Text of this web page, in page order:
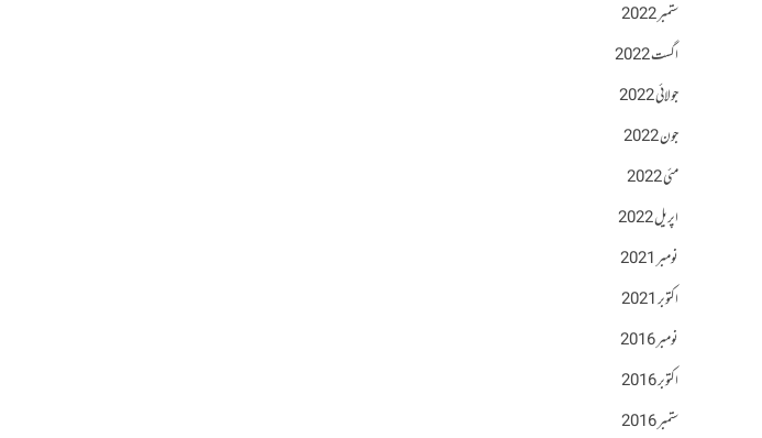
ستمبر 2022
اگست 2022
جولائی 2022
جون 2022
مئی 2022
اپریل 2022
نومبر 2021
اکتوبر 2021
نومبر 2016
اکتوبر 2016
ستمبر 2016